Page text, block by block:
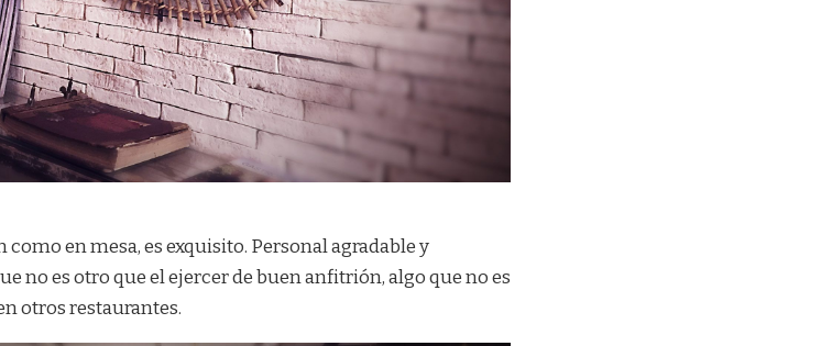
en mesa, es exquisito. Personal agradable y
no es otro que el ejercer de buen anfitrión, algo que no es
otros restaurantes.